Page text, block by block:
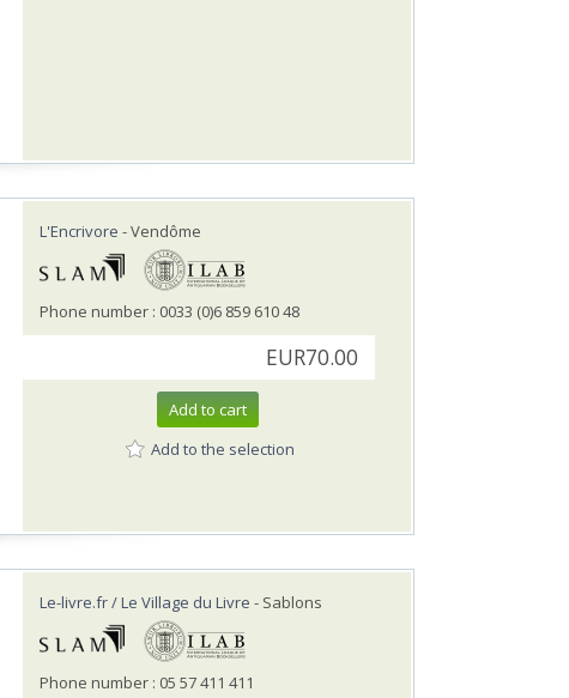
L'Encrivore - Vendôme
Phone number : 0033 (0)6 859 610 48
EUR70.00
Add to cart
Add to the selection
Le-livre.fr / Le Village du Livre - Sablons
Phone number : 05 57 411 411